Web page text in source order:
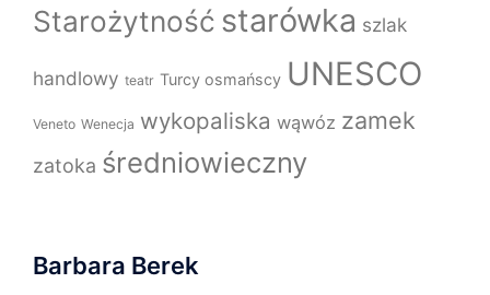
Starożytność starówka szlak
handlowy teatr Turcy osmańscy UNESCO
Veneto Wenecja wykopaliska wąwóz zamek
zatoka średniowieczny
Barbara Berek